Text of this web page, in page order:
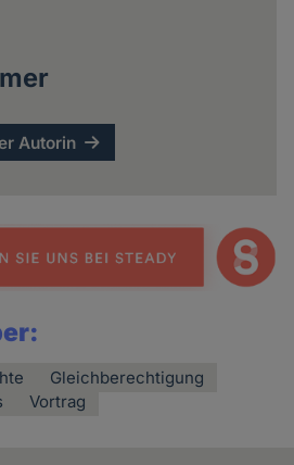
Autorin
Gleichberechtigung
Vortrag